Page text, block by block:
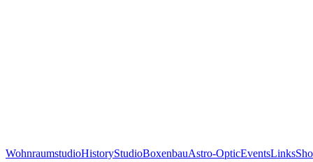
WohnraumstudioHistoryStudioBoxenbauAstro-OpticEventsLinks